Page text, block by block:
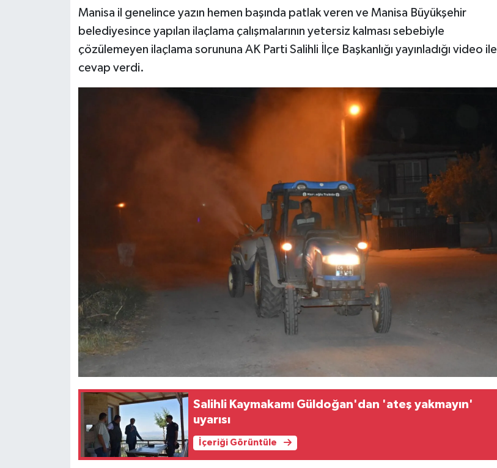
Manisa il genelince yazın hemen başında patlak veren ve Manisa Büyükşehir
belediyesince yapılan ilaçlama çalışmalarının yetersiz kalması sebebiyle
çözülemeyen ilaçlama sorununa AK Parti Salihli İlçe Başkanlığı yayınladığı video ile
cevap verdi.
Salihli Kaymakamı Güldoğan'dan 'ateş yakmayın'
uyarısı
İçeriği Görüntüle